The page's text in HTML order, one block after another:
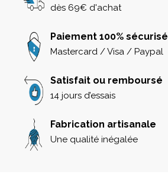
dès 69€ d'achat
Paiement 100% sécurisé
Mastercard / Visa / Paypal
Satisfait ou remboursé
14 jours d’essais
Fabrication artisanale
Une qualité inégalée